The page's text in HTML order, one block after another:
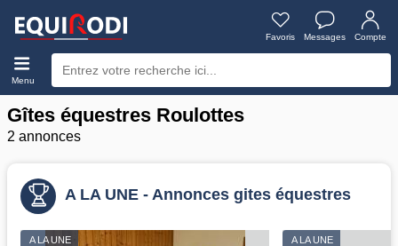
Favoris Messages Compte
Menu
Gîtes équestres Roulottes
2 annonces
A LA UNE - Annonces gites équestres
A LA UNE A LA UNE